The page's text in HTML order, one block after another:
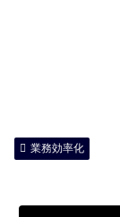
業務効率化